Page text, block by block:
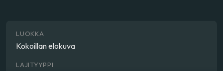
LUOKKA
Kokoillan elokuva
LAJITYYPPI